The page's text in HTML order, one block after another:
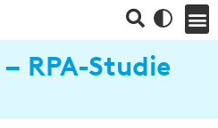
RPA-Studie